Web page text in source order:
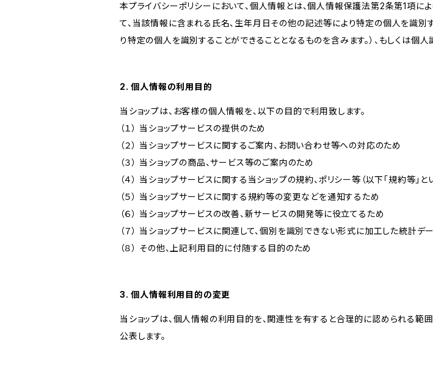
本プライバシーポリシーにおいて、個人情報とは、個人情報保護法第2条第1項に
て、当該情報に含まれる氏名、生年月日その他の記述等により特定の個人を識別
り特定の個人を識別することができることとなるものを含みます。）、もしくは個
2. 個人情報の利用目的
当ショップは、お客様の個人情報を、以下の目的で利用致します。
（１） 当ショップサービスの提供のため
（２） 当ショップサービスに関するご案内、お問い合わせ等への対応のため
（３） 当ショップの商品、サービス等のご案内のため
（４） 当ショップサービスに関する当ショップの規約、ポリシー等（以下「規約等」
（５） 当ショップサービスに関する規約等の変更などを通知するため
（６） 当ショップサービスの改善、新サービスの開発等に役立てるため
（７） 当ショップサービスに関連して、個別を識別できない形式に加工した統計デ
（８） その他、上記利用目的に付随する目的のため
3. 個人情報利用目的の変更
当ショップは、個人情報の利用目的を、関連性を有すると合理的に認められる
公表します。